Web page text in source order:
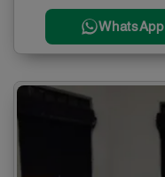
WhatsApp